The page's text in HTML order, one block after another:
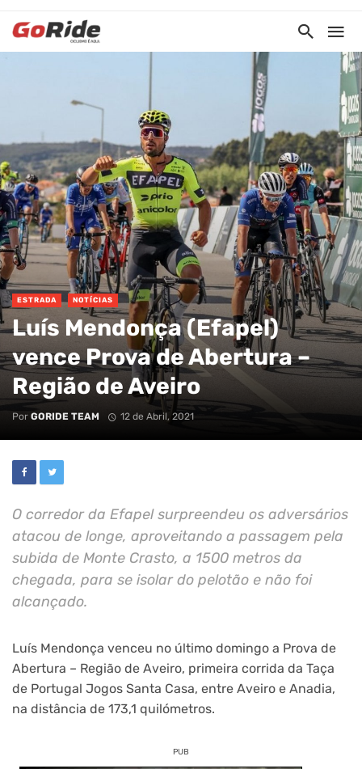
ESTRADA NOTÍCIAS
Luís Mendonça (Efapel)
vence Prova de Abertura –
Região de Aveiro
Por GORIDE TEAM 12 de Abril, 2021
O corredor da Efapel surpreendeu os adversários
atacou de longe, aproveitando a passagem pela
subida de Monte Crasto, a 1500 metros da
chegada, para se isolar do pelotão e não foi
alcançado.
Luís Mendonça venceu no último domingo a Prova de
Abertura – Região de Aveiro, primeira corrida da Taça
de Portugal Jogos Santa Casa, entre Aveiro e Anadia,
na distância de 173,1 quilómetros.
PUB